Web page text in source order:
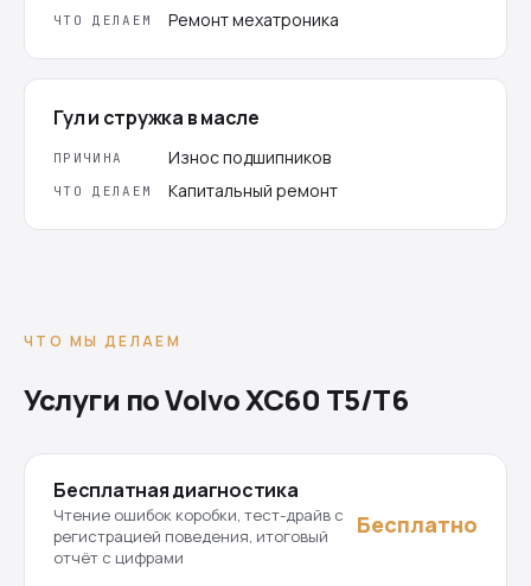
ЧТО ДЕЛАЕМ Ремонт мехатроника
Гул и стружка в масле
ПРИЧИНА Износ подшипников
ЧТО ДЕЛАЕМ Капитальный ремонт
ЧТО МЫ ДЕЛАЕМ
Услуги по Volvo XC60 T5/T6
Бесплатная диагностика
Чтение ошибок коробки, тест-драйв с
регистрацией поведения, итоговый
отчёт с цифрами
Бесплатно